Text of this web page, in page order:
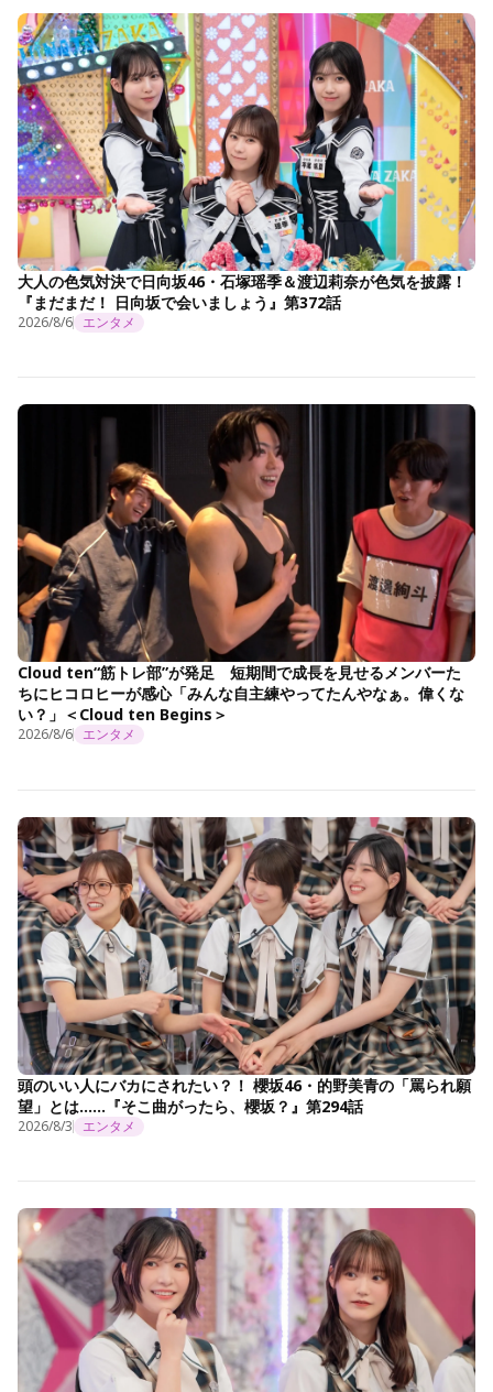
大人の色気対決で日向坂46・石塚瑶季＆渡辺莉奈が色気を披露！
『まだまだ！ 日向坂で会いましょう』第372話
2026/8/6 エンタメ
Cloud ten“筋トレ部”が発足 短期間で成長を見せるメンバーた
ちにヒコロヒーが感心「みんな自主練やってたんやなぁ。偉くな
い？」＜Cloud ten Begins＞
2026/8/6 エンタメ
頭のいい人にバカにされたい？！ 櫻坂46・的野美青の「罵られ願
望」とは……『そこ曲がったら、櫻坂？』第294話
2026/8/3 エンタメ